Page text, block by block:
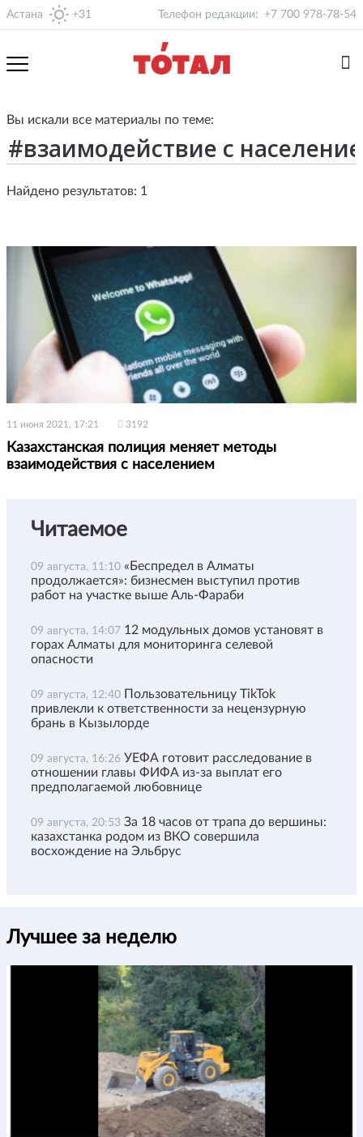
Астана +31 Телефон редакции: +7 700 978-78-54
Вы искали все материалы по теме:
Найдено результатов: 1
11 июня 2021, 17:21 3192
Казахстанская полиция меняет методы
взаимодействия с населением
Читаемое
09 августа, 11:10 «Беспредел в Алматы
продолжается»: бизнесмен выступил против
работ на участке выше Аль-Фараби
09 августа, 14:07 12 модульных домов установят в
горах Алматы для мониторинга селевой
опасности
09 августа, 12:40 Пользовательницу TikTok
привлекли к ответственности за нецензурную
брань в Кызылорде
09 августа, 16:26 УЕФА готовит расследование в
отношении главы ФИФА из-за выплат его
предполагаемой любовнице
09 августа, 20:53 За 18 часов от трапа до вершины:
казахстанка родом из ВКО совершила
восхождение на Эльбрус
Лучшее за неделю